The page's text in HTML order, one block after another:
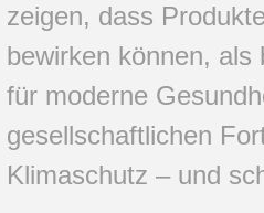
zeigen, dass
bewirken können,
für moderne
gesellschaftlichen
Klimaschutz – und